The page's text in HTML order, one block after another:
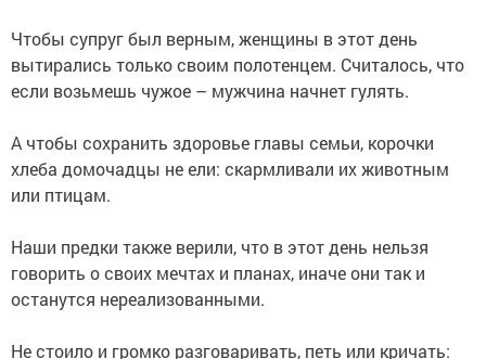
Чтобы супруг был верным, женщины в этот день
вытирались только своим полотенцем. Считалось, что
если возьмешь чужое – мужчина начнет гулять.
А чтобы сохранить здоровье главы семьи, корочки
хлеба домочадцы не ели: скармливали их животным
или птицам.
Наши предки также верили, что в этот день нельзя
говорить о своих мечтах и планах, иначе они так и
останутся нереализованными.
Не стоило и громко разговаривать, петь или кричать: